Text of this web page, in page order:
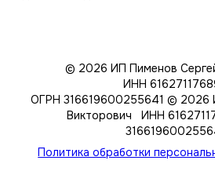
© 2026 ИП Пименов
ИНН
ОГРН 316619600255641 © 2026
Викторович ИНН
Политика обработки